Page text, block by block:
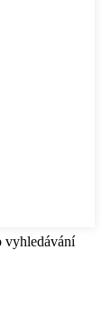
vyhledávání